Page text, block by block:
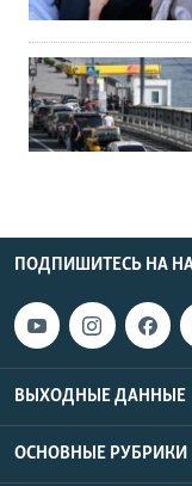
ПОДПИШИТЕСЬ НА
ВЫХОДНЫЕ ДАННЫЕ
ОСНОВНЫЕ РУБРИКИ